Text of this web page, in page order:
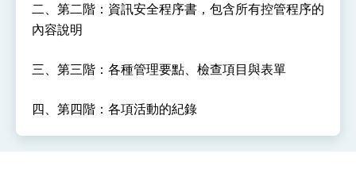
總統以「韌性之島，希望之光」為題發表2026新
年談話
命運
變局中 奮起的新臺灣 總統發表國慶演說
總統發表執政周年談話 盼面對未來挑戰 堅持
團結 迎風轉型 穩健前行
二、第二階：資訊安全程序書，包含所有控管程序的
內容說明
三、第三階：各種管理要點、檢查項目與表單
四、第四階：各項活動的紀錄